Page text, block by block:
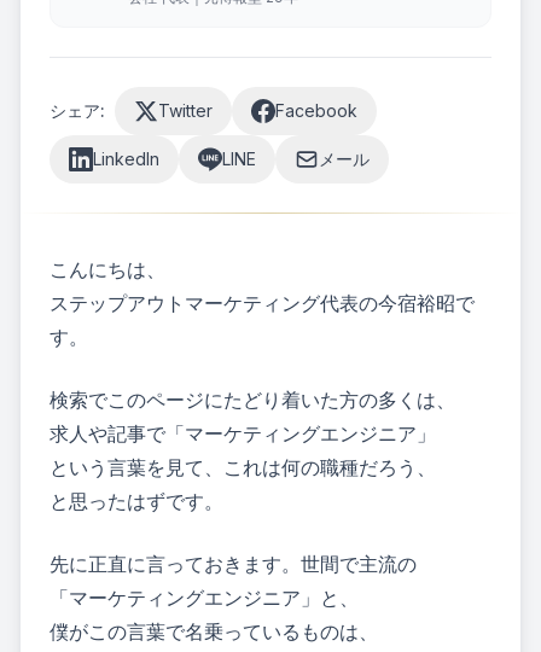
わ
ステップ
ーケティ
お問い合わ
シェア: Twitter Facebook
LinkedIn LINE メール
こんにちは、
ステップアウトマーケティング代表の今宿裕昭で
す。
検索でこのページにたどり着いた方の多くは、
求人や記事で「マーケティングエンジニア」
という言葉を見て、これは何の職種だろう、
と思ったはずです。
先に正直に言っておきます。世間で主流の
「マーケティングエンジニア」と、
僕がこの言葉で名乗っているものは、